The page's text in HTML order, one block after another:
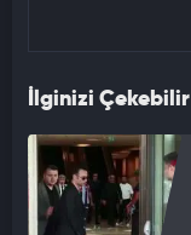
İlginizi Çekebilir